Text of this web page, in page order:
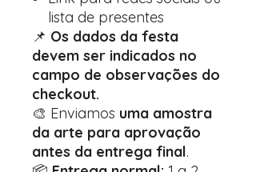
lista de presentes
📌 Os dados da festa
devem ser indicados no
campo de observações do
checkout.
🎨 Enviamos uma amostra
da arte para aprovação
antes da entrega final.